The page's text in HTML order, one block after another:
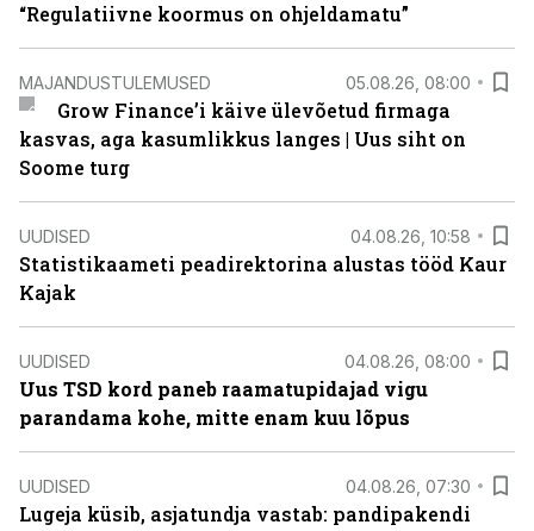
“Regulatiivne koormus on ohjeldamatu”
MAJANDUSTULEMUSED 05.08.26, 08:00
Grow Finance’i käive ülevõetud firmaga
kasvas, aga kasumlikkus langes | Uus siht on
Soome turg
UUDISED 04.08.26, 10:58
Statistikaameti peadirektorina alustas tööd Kaur
Kajak
UUDISED 04.08.26, 08:00
Uus TSD kord paneb raamatupidajad vigu
parandama kohe, mitte enam kuu lõpus
UUDISED 04.08.26, 07:30
Lugeja küsib, asjatundja vastab: pandipakendi